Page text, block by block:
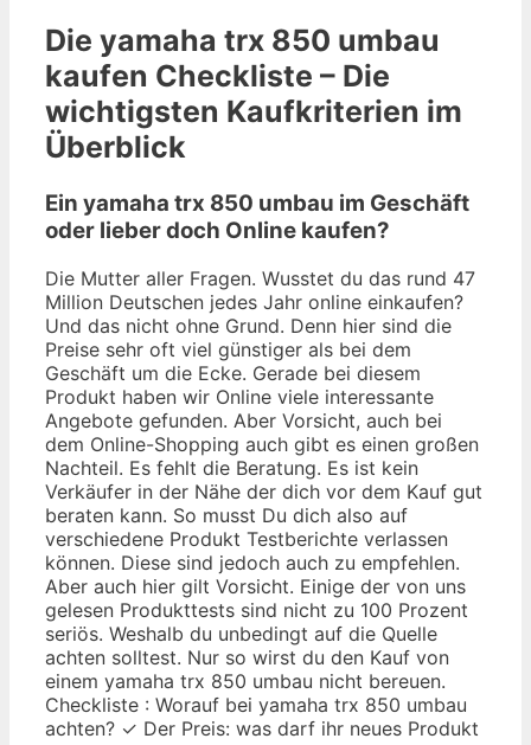
Die yamaha trx 850 umbau
kaufen Checkliste – Die
wichtigsten Kaufkriterien im
Überblick
Ein yamaha trx 850 umbau im Geschäft
oder lieber doch Online kaufen?
Die Mutter aller Fragen. Wusstet du das rund 47
Million Deutschen jedes Jahr online einkaufen?
Und das nicht ohne Grund. Denn hier sind die
Preise sehr oft viel günstiger als bei dem
Geschäft um die Ecke. Gerade bei diesem
Produkt haben wir Online viele interessante
Angebote gefunden. Aber Vorsicht, auch bei
dem Online-Shopping auch gibt es einen großen
Nachteil. Es fehlt die Beratung. Es ist kein
Verkäufer in der Nähe der dich vor dem Kauf gut
beraten kann. So musst Du dich also auf
verschiedene Produkt Testberichte verlassen
können. Diese sind jedoch auch zu empfehlen.
Aber auch hier gilt Vorsicht. Einige der von uns
gelesen Produkttests sind nicht zu 100 Prozent
seriös. Weshalb du unbedingt auf die Quelle
achten solltest. Nur so wirst du den Kauf von
einem yamaha trx 850 umbau nicht bereuen.
Checkliste : Worauf bei yamaha trx 850 umbau
achten? ✓ Der Preis: was darf ihr neues Produkt